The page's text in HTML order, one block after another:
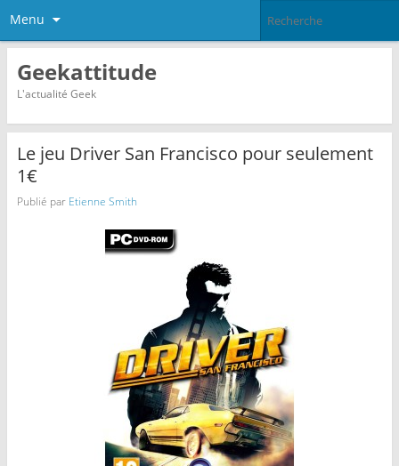
Menu
Geekattitude
L'actualité Geek
Le jeu Driver San Francisco pour seulement
1€
Publié par Etienne Smith